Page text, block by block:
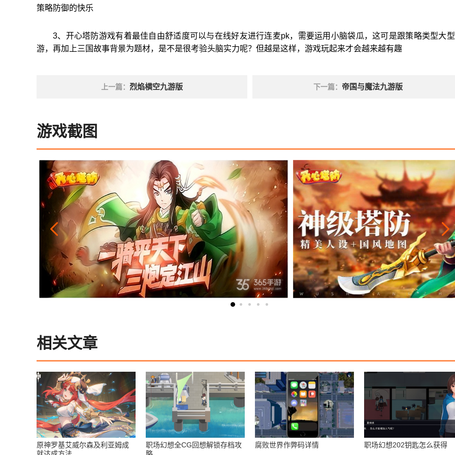
策略防御的快乐
3、开心塔防游戏有着最佳自由舒适度可以与在线好友进行连麦pk，需要运用小脑袋瓜，这可是跟策略类型大
游，再加上三国故事背景为题材，是不是很考验头脑实力呢？但越是这样，游戏玩起来才会越来越有趣
上一篇： 烈焰横空九游版 下一篇： 帝国与魔法九游版
游戏截图
相关文章
原神罗基艾威尔森及利亚姆成
职场幻想全CG回想解锁存档攻
腐败世界作弊码详情 职场幻想202钥匙怎么获得